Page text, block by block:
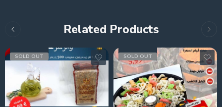
Related Products
SOLD OUT SOLD OUT